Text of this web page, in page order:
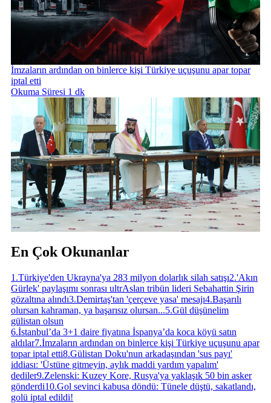
İmzaların ardından on binlerce kişi Türkiye uçuşunu apar topar
iptal etti
Okuma Süresi 1 dk
En Çok Okunanlar
1 .Türkiye'den Ukrayna'ya 283 milyon dolarlık silah satışı2.'Akın
Gürlek' paylaşımı sonrası ultrAslan tribün lideri Sebahattin Şirin
gözaltına alındı3.Demirtaş'tan 'çerçeve yasa' mesajı4.Başarılı
olursan kahraman, ya başarısız olursan...5.Gül düşünelim
gülistan olsun
6.İstanbul’da 3+1 daire fiyatına İspanya’da koca köyü satın
aldılar7.İmzaların ardından on binlerce kişi Türkiye uçuşunu apar
topar iptal etti8.Gülistan Doku'nun arkadaşından 'sus payı'
iddiası: 'Üstüne gitmeyin, aylık maddi yardım yapalım'
dediler9.Zelenski: Kuzey Kore, Rusya'ya yaklaşık 50 bin asker
gönderdi10.Gol sevinci kabusa döndü: Tünele düştü, sakatlandı,
golü iptal edildi!